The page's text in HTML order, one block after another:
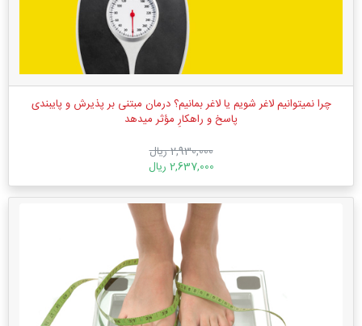
چرا نمیتوانیم لاغر شویم یا لاغر بمانیم؟ درمان مبتنی بر پذیرش و پای‏بندی
پاسخ و راهکارِ مؤثر میدهد
2,930,000 ریال
2,637,000 ریال